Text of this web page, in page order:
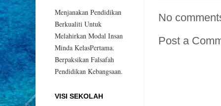
No
Post a
Menjanakan Pendidikan
Berkualiti Untuk
Melahirkan Modal Insan
Minda KelasPertama.
Berpaksikan Falsafah
Pendidikan Kebangsaan.
VISI SEKOLAH